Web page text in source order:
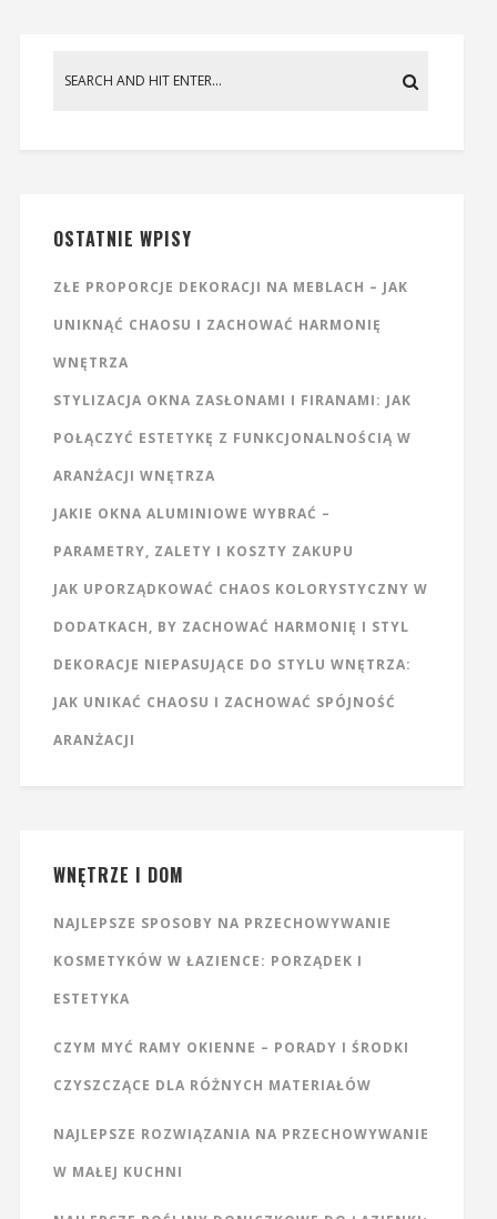
OSTATNIE WPISY
ZŁE PROPORCJE DEKORACJI NA MEBLACH – JAK
UNIKNĄĆ CHAOSU I ZACHOWAĆ HARMONIĘ
WNĘTRZA
STYLIZACJA OKNA ZASŁONAMI I FIRANAMI: JAK
POŁĄCZYĆ ESTETYKĘ Z FUNKCJONALNOŚCIĄ W
ARANŻACJI WNĘTRZA
JAKIE OKNA ALUMINIOWE WYBRAĆ –
PARAMETRY, ZALETY I KOSZTY ZAKUPU
JAK UPORZĄDKOWAĆ CHAOS KOLORYSTYCZNY W
DODATKACH, BY ZACHOWAĆ HARMONIĘ I STYL
DEKORACJE NIEPASUJĄCE DO STYLU WNĘTRZA:
JAK UNIKAĆ CHAOSU I ZACHOWAĆ SPÓJNOŚĆ
ARANŻACJI
WNĘTRZE I DOM
NAJLEPSZE SPOSOBY NA PRZECHOWYWANIE
KOSMETYKÓW W ŁAZIENCE: PORZĄDEK I
ESTETYKA
CZYM MYĆ RAMY OKIENNE – PORADY I ŚRODKI
CZYSZCZĄCE DLA RÓŻNYCH MATERIAŁÓW
NAJLEPSZE ROZWIĄZANIA NA PRZECHOWYWANIE
W MAŁEJ KUCHNI